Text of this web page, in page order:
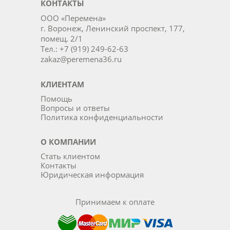
КОНТАКТЫ
ООО «Перемена»
г. Воронеж, Ленинский проспект, 177,
помещ. 2/1
Тел.: +7 (919) 249-62-63
zakaz@peremena36.ru
КЛИЕНТАМ
Помощь
Вопросы и ответы
Политика конфиденциальности
О КОМПАНИИ
Стать клиентом
Контакты
Юридическая информация
Принимаем к оплате